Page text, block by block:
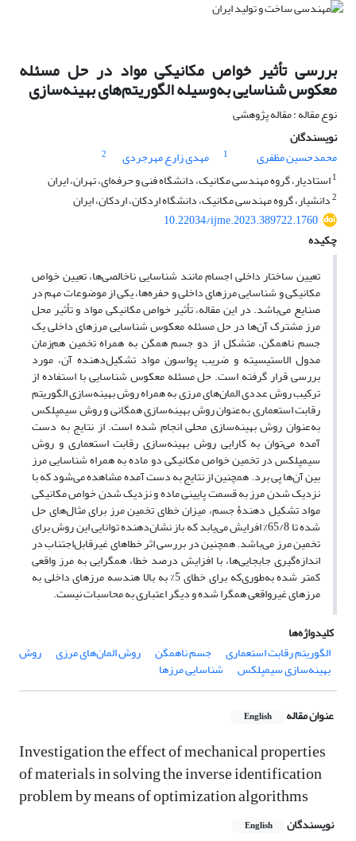
بررسی تأثیر خواص مکانیکی مواد در حل مسئله
معکوس شناسایی به‌وسیله الگوریتم‌های بهینه‌سازی
نوع مقاله : مقاله پژوهشی
نویسندگان
محمدحسین مظفری
1 مهدی زارع مهرجردی
2
1استادیار، گروه مهندسی مکانیک، دانشگاه فنی و حرفه‌ای، تهران، ایران
2دانشیار، گروه مهندسی مکانیک، دانشگاه اردکان، اردکان، ایران
10.22034/ijme.2023.389722.1760
چکیده
تعیین ساختار داخلی اجسام مانند شناسایی ناخالصی‌ها، تعیین خواص
مکانیکی و شناسایی مرزهای داخلی و حفره‌ها، یکی از موضوعات مهم در
صنایع می‌باشد. در این مقاله، تأثیر خواص مکانیکی مواد و تأثیر محل
مرز مشترک آن‌ها در حل مسئله معکوس شناسایی مرزهای داخلی یک
جسم ناهمگن، متشکل از دو جسم همگن به همراه تخمین هم‌زمان
مدول الاستیسیته و ضریب پواسون مواد تشکیل‌دهنده آن، مورد
بررسی قرار گرفته است. حل مسئله معکوس شناسایی با استفاده از
ترکیب روش عددی المان‌های مرزی به همراه روش بهینه‌سازی الگوریتم
رقابت استعماری به‌عنوان روش بهینه‌سازی همگانی و روش سیمپلکس
به‌عنوان روش بهینه‌سازی محلی انجام شده ‌است. از نتایج به دست
آمده می‌توان به کارایی روش بهینه‌سازی رقابت استعماری و روش
سیمپلکس در تخمین خواص مکانیکی دو ماده به همراه شناسایی مرز
بین آن‌ها پی برد. همچنین از نتایج به دست آمده مشاهده می‌شود که با
نزدیک شدن مرز به قسمت پایینی ماده و نزدیک شدن خواص مکانیکی
مواد تشکیل دهندۀ جسم، میزان خطای تخمین مرز برای مثال‌های حل
شده تا 65/8% افرایش می‌یابد که باز نشان‌دهنده توانایی این روش برای
تخمین مرز می‌باشد. همچنین در بررسی اثر خطاهای غیرقابل‌اجتناب در
اندازه‌گیری جابجایی‌ها، با افزایش درصد خطا، همگرایی به مرز واقعی
کمتر شده به‌طوری‌که برای خطای 5% به بالا هندسه مرزهای داخلی به
مرزهای غیرواقعی همگرا شده و دیگر اعتباری به محاسبات نیست.
کلیدواژه‌ها
الگوریتم رقابت استعماری
جسم ناهمگن روش المان‌های مرزی روش
بهینه‌سازی سیمپلکس شناسایی مرزها
عنوان مقاله English
Investigation the effect of mechanical properties
of materials in solving the inverse identification
problem by means of optimization algorithms
نویسندگان English